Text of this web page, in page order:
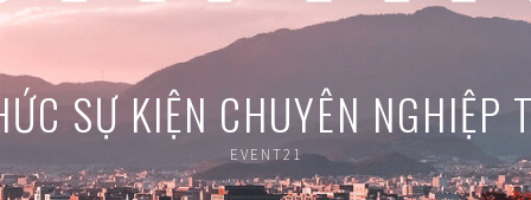
SỰ KIỆN CHUYÊN NGHIỆP
EVENT21